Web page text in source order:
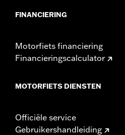
FINANCIERING
Motorfiets financiering
Financieringscalculator
MOTORFIETS DIENSTEN
Officiële service
Gebruikershandleiding